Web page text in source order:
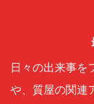
日々の出来事を
や、質屋の関連